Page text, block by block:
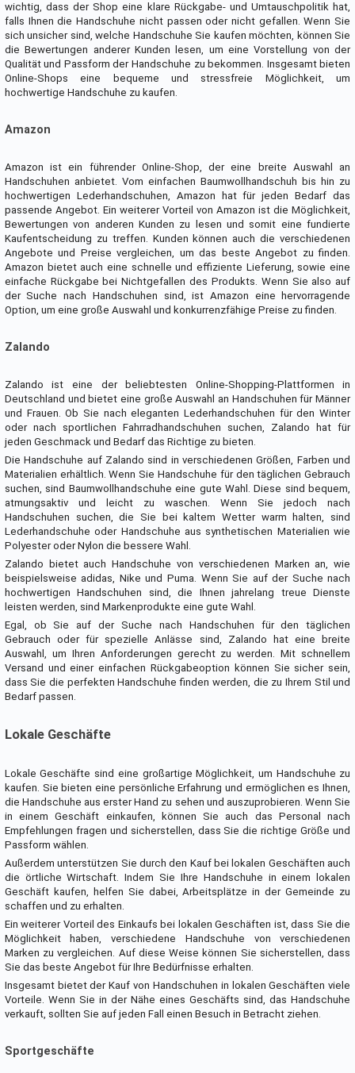
wichtig, dass der Shop eine klare Rückgabe- und Umtauschpolitik hat,
falls Ihnen die Handschuhe nicht passen oder nicht gefallen. Wenn Sie
sich unsicher sind, welche Handschuhe Sie kaufen möchten, können Sie
die Bewertungen anderer Kunden lesen, um eine Vorstellung von der
Qualität und Passform der Handschuhe zu bekommen. Insgesamt bieten
Online-Shops eine bequeme und stressfreie Möglichkeit, um
hochwertige Handschuhe zu kaufen.
Amazon
Amazon ist ein führender Online-Shop, der eine breite Auswahl an
Handschuhen anbietet. Vom einfachen Baumwollhandschuh bis hin zu
hochwertigen Lederhandschuhen, Amazon hat für jeden Bedarf das
passende Angebot. Ein weiterer Vorteil von Amazon ist die Möglichkeit,
Bewertungen von anderen Kunden zu lesen und somit eine fundierte
Kaufentscheidung zu treffen. Kunden können auch die verschiedenen
Angebote und Preise vergleichen, um das beste Angebot zu finden.
Amazon bietet auch eine schnelle und effiziente Lieferung, sowie eine
einfache Rückgabe bei Nichtgefallen des Produkts. Wenn Sie also auf
der Suche nach Handschuhen sind, ist Amazon eine hervorragende
Option, um eine große Auswahl und konkurrenzfähige Preise zu finden.
Zalando
Zalando ist eine der beliebtesten Online-Shopping-Plattformen in
Deutschland und bietet eine große Auswahl an Handschuhen für Männer
und Frauen. Ob Sie nach eleganten Lederhandschuhen für den Winter
oder nach sportlichen Fahrradhandschuhen suchen, Zalando hat für
jeden Geschmack und Bedarf das Richtige zu bieten.
Die Handschuhe auf Zalando sind in verschiedenen Größen, Farben und
Materialien erhältlich. Wenn Sie Handschuhe für den täglichen Gebrauch
suchen, sind Baumwollhandschuhe eine gute Wahl. Diese sind bequem,
atmungsaktiv und leicht zu waschen. Wenn Sie jedoch nach
Handschuhen suchen, die Sie bei kaltem Wetter warm halten, sind
Lederhandschuhe oder Handschuhe aus synthetischen Materialien wie
Polyester oder Nylon die bessere Wahl.
Zalando bietet auch Handschuhe von verschiedenen Marken an, wie
beispielsweise adidas, Nike und Puma. Wenn Sie auf der Suche nach
hochwertigen Handschuhen sind, die Ihnen jahrelang treue Dienste
leisten werden, sind Markenprodukte eine gute Wahl.
Egal, ob Sie auf der Suche nach Handschuhen für den täglichen
Gebrauch oder für spezielle Anlässe sind, Zalando hat eine breite
Auswahl, um Ihren Anforderungen gerecht zu werden. Mit schnellem
Versand und einer einfachen Rückgabeoption können Sie sicher sein,
dass Sie die perfekten Handschuhe finden werden, die zu Ihrem Stil und
Bedarf passen.
Lokale Geschäfte
Lokale Geschäfte sind eine großartige Möglichkeit, um Handschuhe zu
kaufen. Sie bieten eine persönliche Erfahrung und ermöglichen es Ihnen,
die Handschuhe aus erster Hand zu sehen und auszuprobieren. Wenn Sie
in einem Geschäft einkaufen, können Sie auch das Personal nach
Empfehlungen fragen und sicherstellen, dass Sie die richtige Größe und
Passform wählen.
Außerdem unterstützen Sie durch den Kauf bei lokalen Geschäften auch
die örtliche Wirtschaft. Indem Sie Ihre Handschuhe in einem lokalen
Geschäft kaufen, helfen Sie dabei, Arbeitsplätze in der Gemeinde zu
schaffen und zu erhalten.
Ein weiterer Vorteil des Einkaufs bei lokalen Geschäften ist, dass Sie die
Möglichkeit haben, verschiedene Handschuhe von verschiedenen
Marken zu vergleichen. Auf diese Weise können Sie sicherstellen, dass
Sie das beste Angebot für Ihre Bedürfnisse erhalten.
Insgesamt bietet der Kauf von Handschuhen in lokalen Geschäften viele
Vorteile. Wenn Sie in der Nähe eines Geschäfts sind, das Handschuhe
verkauft, sollten Sie auf jeden Fall einen Besuch in Betracht ziehen.
Sportgeschäfte